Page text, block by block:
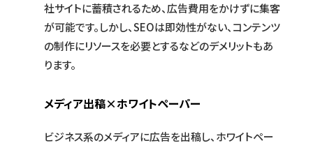
社サイトに蓄積されるため、広告費用をかけずに集客
が可能です。しかし、SEOは即効性がない、コンテンツ
の制作にリソースを必要とするなどのデメリットもあ
ります。
メディア出稿×ホワイトペーパー
ビジネス系のメディアに広告を出稿し、ホワイトペー